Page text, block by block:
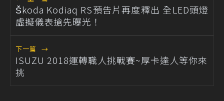
Škoda Kodiaq RS預告片再度釋出 全LED頭燈
虛擬儀表搶先曝光！
下一篇 →
ISUZU 2018運轉職人挑戰賽~厚卡達人等你來
挑